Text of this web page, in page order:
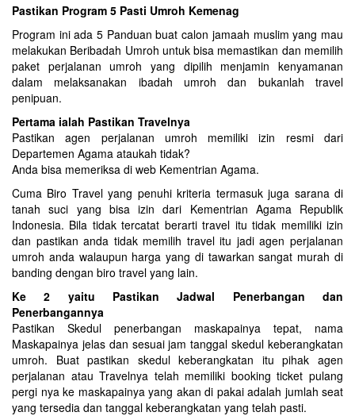
Pastikan Program 5 Pasti Umroh Kemenag
Program ini ada 5 Panduan buat calon jamaah muslim yang mau
melakukan Beribadah Umroh untuk bisa memastikan dan memilih
paket perjalanan umroh yang dipilih menjamin kenyamanan
dalam melaksanakan ibadah umroh dan bukanlah travel
penipuan.
Pertama ialah Pastikan Travelnya
Pastikan agen perjalanan umroh memiliki izin resmi dari
Departemen Agama ataukah tidak?
Anda bisa memeriksa di web Kementrian Agama.
Cuma Biro Travel yang penuhi kriteria termasuk juga sarana di
tanah suci yang bisa izin dari Kementrian Agama Republik
Indonesia. Bila tidak tercatat berarti travel itu tidak memiliki izin
dan pastikan anda tidak memilih travel itu jadi agen perjalanan
umroh anda walaupun harga yang di tawarkan sangat murah di
banding dengan biro travel yang lain.
Ke 2 yaitu Pastikan Jadwal Penerbangan dan
Penerbangannya
Pastikan Skedul penerbangan maskapainya tepat, nama
Maskapainya jelas dan sesuai jam tanggal skedul keberangkatan
umroh. Buat pastikan skedul keberangkatan itu pihak agen
perjalanan atau Travelnya telah memiliki booking ticket pulang
pergi nya ke maskapainya yang akan di pakai adalah jumlah seat
yang tersedia dan tanggal keberangkatan yang telah pasti.